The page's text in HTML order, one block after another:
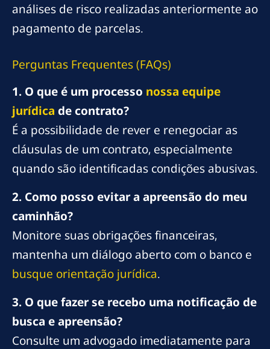
análises de risco realizadas anteriormente ao
pagamento de parcelas.
Perguntas Frequentes (FAQs)
1. O que é um processo nossa equipe
jurídica de contrato?
É a possibilidade de rever e renegociar as
cláusulas de um contrato, especialmente
quando são identificadas condições abusivas.
2. Como posso evitar a apreensão do meu
caminhão?
Monitore suas obrigações financeiras,
mantenha um diálogo aberto com o banco e
busque orientação jurídica.
3. O que fazer se recebo uma notificação de
busca e apreensão?
Consulte um advogado imediatamente para